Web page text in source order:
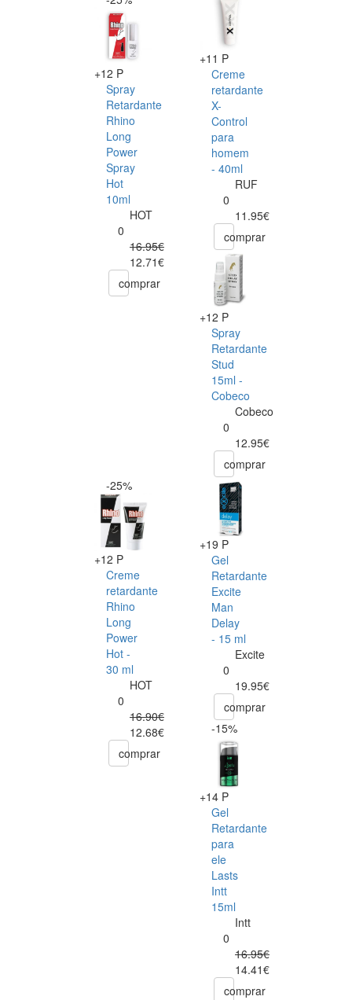
+12 P
Spray
Retardante
Rhino
Long
Power
Spray
Hot
10ml
HOT
0
16.95€
12.71€
comprar
+11 P
Creme
retardante
X-
Control
para
homem
- 40ml
RUF
0
11.95€
comprar
+12 P
Spray
Retardante
Stud
15ml -
Cobeco
Cobeco
0
12.95€
comprar
-25%
+12 P
Creme
retardante
Rhino
Long
Power
Hot -
30 ml
HOT
0
16.90€
12.68€
comprar
+19 P
Gel
Retardante
Excite
Man
Delay
- 15 ml
Excite
0
19.95€
comprar
-15%
+14 P
Gel
Retardante
para
ele
Lasts
Intt
15ml
Intt
0
16.95€
14.41€
comprar